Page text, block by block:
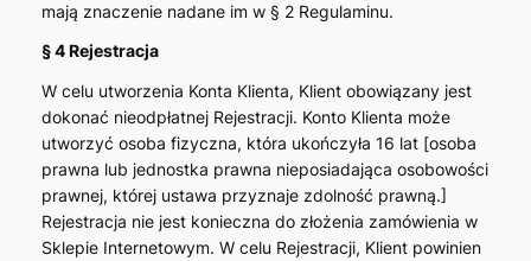
mają znaczenie nadane im w § 2 Regulaminu.
§ 4 Rejestracja
W celu utworzenia Konta Klienta, Klient obowiązany jest
dokonać nieodpłatnej Rejestracji. Konto Klienta może
utworzyć osoba fizyczna, która ukończyła 16 lat [osoba
prawna lub jednostka prawna nieposiadająca osobowości
prawnej, której ustawa przyznaje zdolność prawną.]
Rejestracja nie jest konieczna do złożenia zamówienia w
Sklepie Internetowym. W celu Rejestracji, Klient powinien